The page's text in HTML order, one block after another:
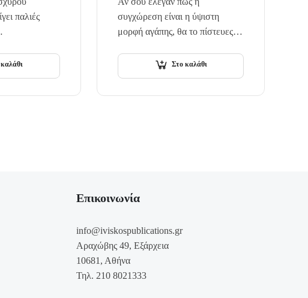
παλιές
συγχώρεση είναι η ύψιστη
μορφή αγάπης, θα το πίστευες;
δεν υπάρχει λύτρωση, θα
συμφωνούσες; Λέγομαι Θάλεια.
Στο καλάθι
Επικοινωνία
info@iviskospublications.gr
Αραχώβης 49, Εξάρχεια
10681, Αθήνα
Τηλ. 210 8021333